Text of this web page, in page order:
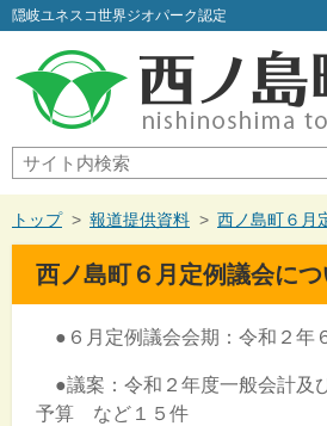
このページの本
隠岐ユネスコ世界ジオパーク認定
サ
イ
ト
内
検
索
現
在
トップ > 報道提供資料 > 西ノ島町６月
西ノ島町６月定例議会につ
●６月定例議会会期：令和２年
●議案：令和２年度一般会計及
予算 など１５件